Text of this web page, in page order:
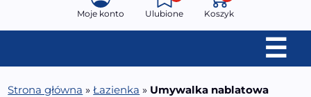
Moje konto Ulubione
Koszyk
☰
Strona główna »Łazienka » Umywalka nablatowa